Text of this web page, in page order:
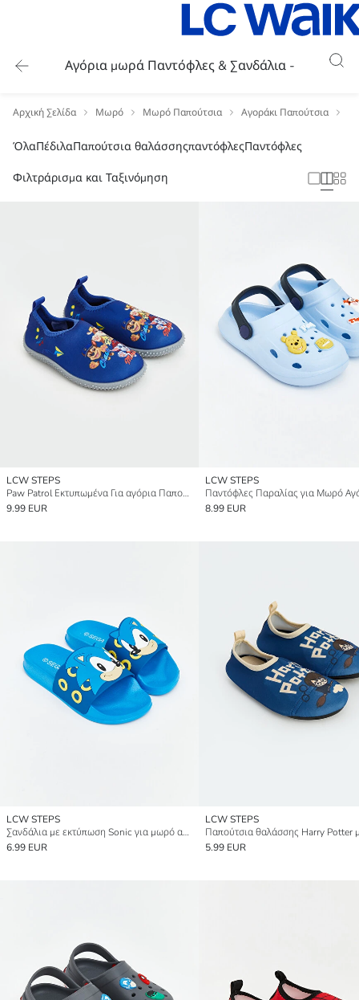
Αγόρια μωρά Παντόφλες & Σανδάλια -
Αρχική Σελίδα Μωρό Μωρό Παπούτσια Αγοράκι Παπούτσια
ΌλαΠέδιλαΠαπούτσια θαλάσσηςπαντόφλεςΠαντόφλες
Φιλτράρισμα και Ταξινόμηση
LCW STEPS
Paw Patrol Εκτυπωμένα Για αγόρια Παπούτσια Θαλάσσης
9.99 EUR
LCW STEPS
8.99 EUR
LCW STEPS
Σανδάλια με εκτύπωση Sonic για μωρό αγόρι
6.99 EUR
LCW STEPS
5.99 EUR